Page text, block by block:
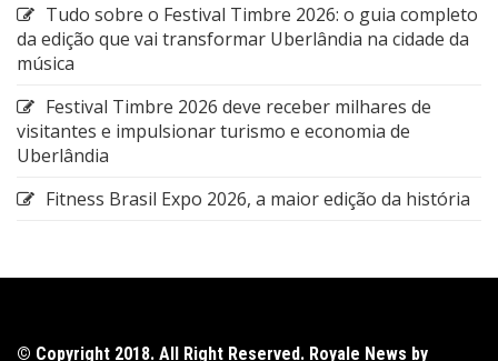
Tudo sobre o Festival Timbre 2026: o guia completo
da edição que vai transformar Uberlândia na cidade da
música
Festival Timbre 2026 deve receber milhares de
visitantes e impulsionar turismo e economia de
Uberlândia
Fitness Brasil Expo 2026, a maior edição da história
© Copyright 2018. All Right Reserved. Royale News by